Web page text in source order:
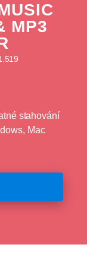
MP3
stahování
Mac